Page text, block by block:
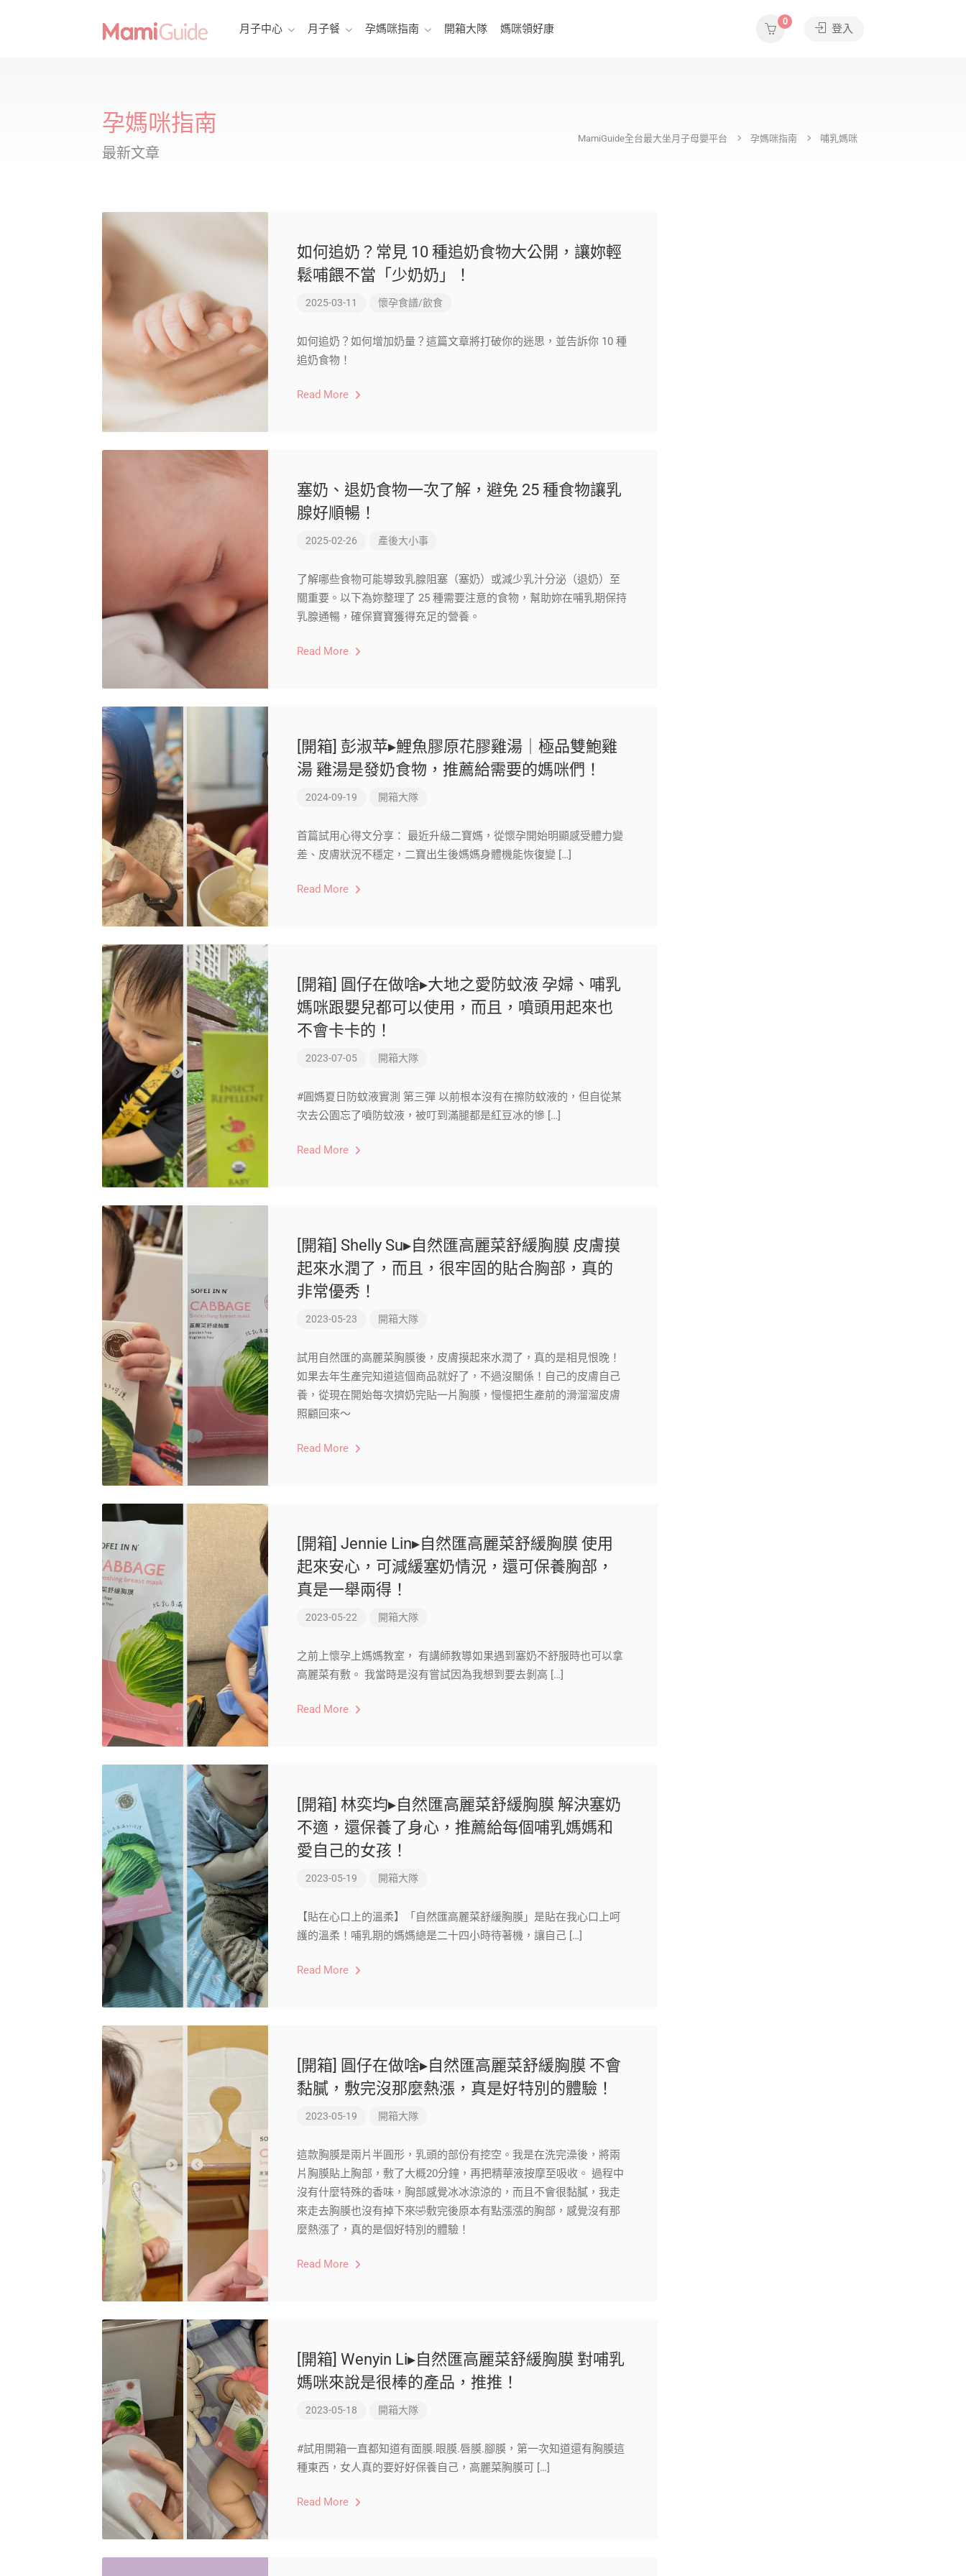
月子中心 月子餐 孕媽咪指南 開箱大隊 媽咪領好康
0
登入
孕媽咪指南
最新文章
MamiGuide全台最大坐月子母嬰平台 孕媽咪指南 哺乳媽咪
如何追奶？常見 10 種追奶食物大公開，讓妳輕
鬆哺餵不當「少奶奶」！
2025-03-11 懷孕食譜/飲食
如何追奶？如何增加奶量？這篇文章將打破你的迷思，並告訴你 10 種
追奶食物！
Read More
塞奶、退奶食物一次了解，避免 25 種食物讓乳
腺好順暢！
2025-02-26 產後大小事
了解哪些食物可能導致乳腺阻塞（塞奶）或減少乳汁分泌（退奶）至
關重要。以下為妳整理了 25 種需要注意的食物，幫助妳在哺乳期保持
乳腺通暢，確保寶寶獲得充足的營養。
Read More
[開箱] 彭淑苹▸鯉魚膠原花膠雞湯｜極品雙鮑雞
湯 雞湯是發奶食物，推薦給需要的媽咪們！
2024-09-19 開箱大隊
首篇試用心得文分享： 最近升級二寶媽，從懷孕開始明顯感受體力變
差、皮膚狀況不穩定，二寶出生後媽媽身體機能恢復變 […]
Read More
[開箱] 圓仔在做啥▸大地之愛防蚊液 孕婦、哺乳
媽咪跟嬰兒都可以使用，而且，噴頭用起來也
不會卡卡的！
2023-07-05 開箱大隊
#圓媽夏日防蚊液實測 第三彈 以前根本沒有在擦防蚊液的，但自從某
次去公園忘了噴防蚊液，被叮到滿腿都是紅豆冰的慘 […]
Read More
[開箱] Shelly Su▸自然匯高麗菜舒緩胸膜 皮膚摸
起來水潤了，而且，很牢固的貼合胸部，真的
非常優秀！
2023-05-23 開箱大隊
試用自然匯的高麗菜胸膜後，皮膚摸起來水潤了，真的是相見恨晚！
如果去年生產完知道這個商品就好了，不過沒關係！自己的皮膚自己
養，從現在開始每次擠奶完貼一片胸膜，慢慢把生產前的滑溜溜皮膚
照顧回來～
Read More
[開箱] Jennie Lin▸自然匯高麗菜舒緩胸膜 使用
起來安心，可減緩塞奶情況，還可保養胸部，
真是一舉兩得！
2023-05-22 開箱大隊
之前上懷孕上媽媽教室， 有講師教導如果遇到塞奶不舒服時也可以拿
高麗菜有敷。 我當時是沒有嘗試因為我想到要去剝高 […]
Read More
[開箱] 林奕均▸自然匯高麗菜舒緩胸膜 解決塞奶
不適，還保養了身心，推薦給每個哺乳媽媽和
愛自己的女孩！
2023-05-19 開箱大隊
【貼在心口上的溫柔】「自然匯高麗菜舒緩胸膜」是貼在我心口上呵
護的溫柔！哺乳期的媽媽總是二十四小時待著機，讓自己 […]
Read More
[開箱] 圓仔在做啥▸自然匯高麗菜舒緩胸膜 不會
黏膩，敷完沒那麼熱漲，真是好特別的體驗！
2023-05-19 開箱大隊
這款胸膜是兩片半圓形，乳頭的部份有挖空。我是在洗完澡後，將兩
片胸膜貼上胸部，敷了大概20分鐘，再把精華液按摩至吸收。 過程中
沒有什麼特殊的香味，胸部感覺冰冰涼涼的，而且不會很黏膩，我走
來走去胸膜也沒有掉下來🤣敷完後原本有點漲漲的胸部，感覺沒有那
麼熱漲了，真的是個好特別的體驗！
Read More
[開箱] Wenyin Li▸自然匯高麗菜舒緩胸膜 對哺乳
媽咪來說是很棒的產品，推推！
2023-05-18 開箱大隊
#試用開箱一直都知道有面膜.眼膜.唇膜.腳膜，第一次知道還有胸膜這
種東西，女人真的要好好保養自己，高麗菜胸膜可 […]
Read More